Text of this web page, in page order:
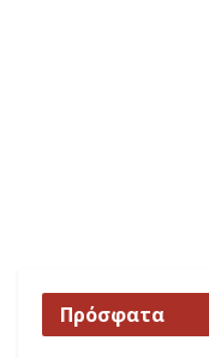
Πρόσφατα